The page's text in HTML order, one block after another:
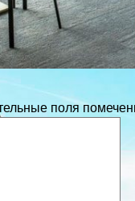
поля